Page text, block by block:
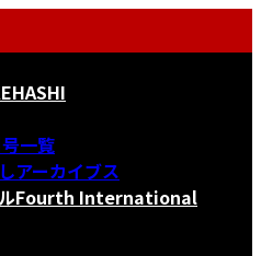
一覧
アーカイブス
Fourth International